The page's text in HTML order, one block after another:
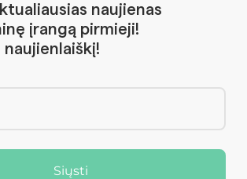
naujienas
įrangą pirmieji!
Siųsti